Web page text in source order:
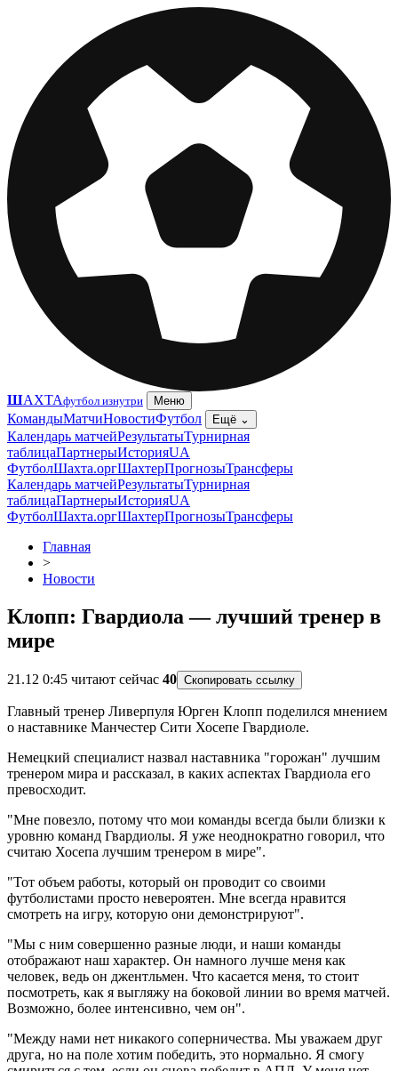
ШАХТАфутбол изнутри Меню
КомандыМатчиНовостиФутбол Ещё ⌄
Календарь матчейРезультатыТурнирная
таблицаПартнерыИсторияUA
ФутболШахта.оргШахтерПрогнозыТрансферы
Календарь матчейРезультатыТурнирная
таблицаПартнерыИсторияUA
ФутболШахта.оргШахтерПрогнозыТрансферы
Главная
>
Новости
Клопп: Гвардиола — лучший тренер в
мире
21.12 0:45 читают сейчас 40 Скопировать ссылку
Главный тренер Ливерпуля Юрген Клопп поделился мнением
о наставнике Манчестер Сити Хосепе Гвардиоле.
Немецкий специалист назвал наставника "горожан" лучшим
тренером мира и рассказал, в каких аспектах Гвардиола его
превосходит.
"Мне повезло, потому что мои команды всегда были близки к
уровню команд Гвардиолы. Я уже неоднократно говорил, что
считаю Хосепа лучшим тренером в мире".
"Тот объем работы, который он проводит со своими
футболистами просто невероятен. Мне всегда нравится
смотреть на игру, которую они демонстрируют".
"Мы с ним совершенно разные люди, и наши команды
отображают наш характер. Он намного лучше меня как
человек, ведь он джентльмен. Что касается меня, то стоит
посмотреть, как я выгляжу на боковой линии во время матчей.
Возможно, более интенсивно, чем он".
"Между нами нет никакого соперничества. Мы уважаем друг
друга, но на поле хотим победить, это нормально. Я смогу